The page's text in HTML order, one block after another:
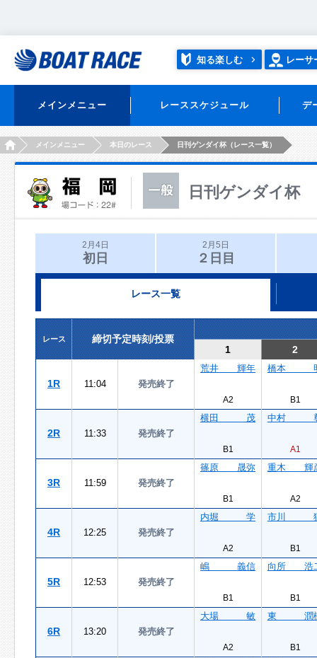
知る楽しむ レーサ
メインメニュー レーススケジュール デ
HOMEメインメニュー 本日のレース 日刊ゲンダイ杯（レース一覧）
日刊ゲンダイ杯
2月4日
初日
2月5日
２日目
レース一覧
レース
締切予定時刻/投票
1
2
1R 11:04 発売終了
荒井 輝年
A2
橋本
B1
2R 11:33 発売終了
横田 茂
B1
中村
A1
3R 11:59 発売終了
篠原 晟弥
B1
重木 輝
A2
4R 12:25 発売終了
内堀 学
A2
市川
B1
5R 12:53 発売終了
嶋 義信
B1
向所 浩
B1
6R 13:20 発売終了
大場 敏
A2
東 潤
B1